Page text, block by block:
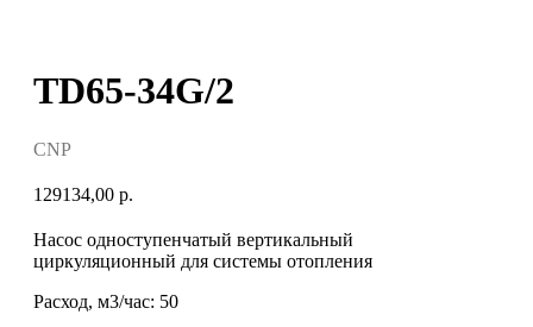
TD65-34G/2
CNP
129134,00 р.
Насос одноступенчатый вертикальный
циркуляционный для системы отопления
Расход, м3/час: 50